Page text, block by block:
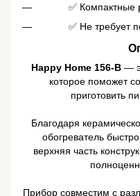
✅ Компактные
✅ Не требует
Happy Home 156-B—
которое поможет
приготовить
Благодаря
обогреватель
верхняя часть
Прибор совместим с